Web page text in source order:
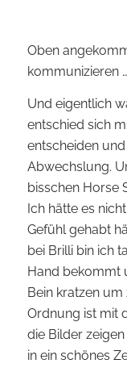
Oben
kommunizieren …
Und eigentlich
entschied sich
entscheiden
Abwechslung.
bisschen Horse
Ich hätte es
Gefühl gehabt
bei Brilli bin ich
Hand bekommt
Bein kratzen
Ordnung ist mit
die Bilder
in ein schönes